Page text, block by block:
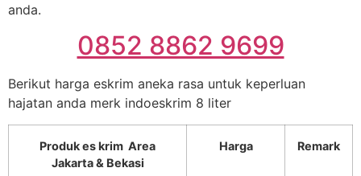
anda.
0852 8862 9699
Berikut harga eskrim aneka rasa untuk keperluan
hajatan anda merk indoeskrim 8 liter
Produk es krim Area
Jakarta & Bekasi
Harga Remark